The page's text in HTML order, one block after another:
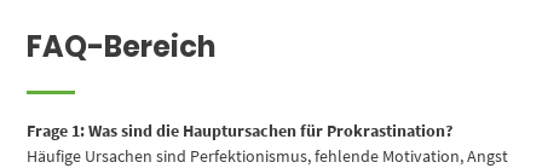
FAQ-Bereich
Frage 1: Was sind die Hauptursachen für Prokrastination?
Häufige Ursachen sind Perfektionismus, fehlende Motivation, Angst